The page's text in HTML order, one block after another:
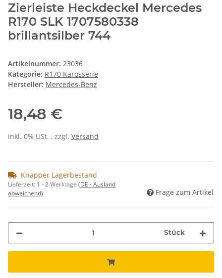
Zierleiste Heckdeckel Mercedes
R170 SLK 1707580338
brillantsilber 744
Artikelnummer: 23036
Kategorie: R170 Karosserie
Hersteller: Mercedes-Benz
18,48 €
inkl. 0% USt. , zzgl. Versand
Knapper Lagerbestand
Lieferzeit: 1 - 2 Werktage (DE - Ausland
abweichend)
Frage zum Artikel
Stück